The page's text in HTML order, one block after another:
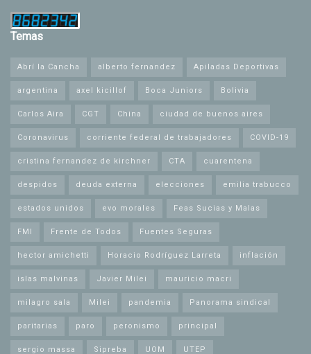
Temas
Abrí la Cancha alberto fernandez Apiladas Deportivas
argentina axel kicillof Boca Juniors Bolivia
Carlos Aira CGT China ciudad de buenos aires
Coronavirus corriente federal de trabajadores COVID-19
cristina fernandez de kirchner CTA cuarentena
despidos deuda externa elecciones emilia trabucco
estados unidos evo morales Feas Sucias y Malas
FMI Frente de Todos Fuentes Seguras
hector amichetti Horacio Rodríguez Larreta inflación
islas malvinas Javier Milei mauricio macri
milagro sala Milei pandemia Panorama sindical
paritarias paro peronismo principal
sergio massa Sipreba UOM UTEP